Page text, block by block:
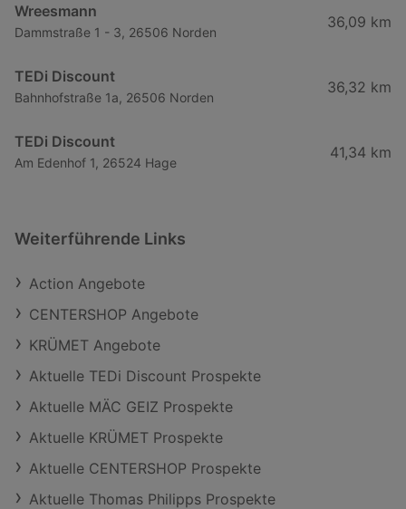
Wreesmann
Dammstraße 1 - 3, 26506 Norden
36,09 km
TEDi Discount
Bahnhofstraße 1a, 26506 Norden
36,32 km
TEDi Discount
Am Edenhof 1, 26524 Hage
41,34 km
Weiterführende Links
Action Angebote
CENTERSHOP Angebote
KRÜMET Angebote
Aktuelle TEDi Discount Prospekte
Aktuelle MÄC GEIZ Prospekte
Aktuelle KRÜMET Prospekte
Aktuelle CENTERSHOP Prospekte
Aktuelle Thomas Philipps Prospekte